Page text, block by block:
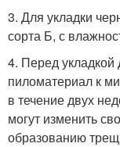
3. Для укладки
сорта Б, с
4. Перед укладкой
пиломатериал к
в течение двух
могут изменить
образованию